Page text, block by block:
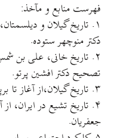
فهرست منابع و مآخذ:
۱. تاریخ گیلان و
دکتر منوچهر ستوده.
۲. تاریخ خانی، علی بن
تصحیح دکتر افشین پرتو.
۳. تاریخ گیلان،از آغاز تا برپایی جنبش مشروطه، افشین پرتو.
۴. تاریخ تشیع در
جعفریان.